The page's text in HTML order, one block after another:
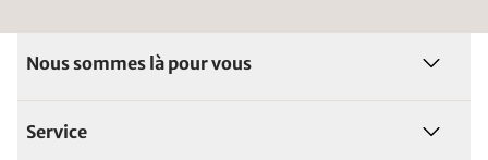
Nous sommes là pour vous
Service